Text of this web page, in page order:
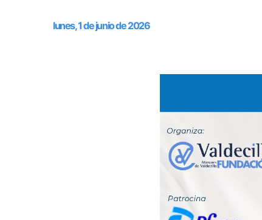
lunes, 1 de junio de 2026